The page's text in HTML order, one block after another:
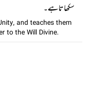
سکھاتا ہے۔
and teaches them
to the Will Divine.